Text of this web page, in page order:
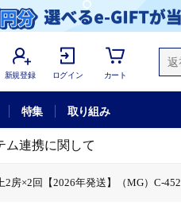
新規登録 ログイン カート
特集 取り組み
ム連携に関して
2房×2回【2026年発送】（MG）C-452